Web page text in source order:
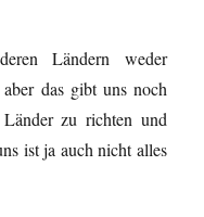
Ländern weder
das gibt uns noch
zu richten und
ist ja auch nicht alles